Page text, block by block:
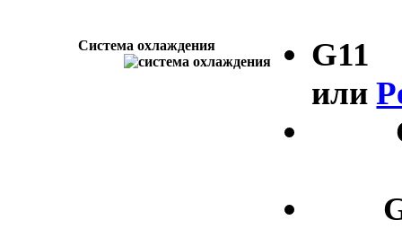
Система охлаждения
или